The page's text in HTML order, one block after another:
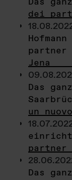
dei
partner
Jena
Das
un
partner
Das